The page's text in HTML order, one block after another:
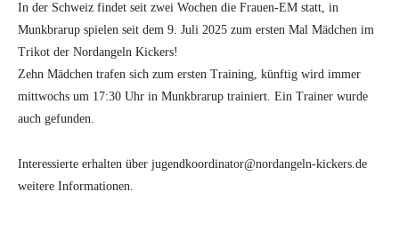
In der Schweiz findet seit zwei Wochen die Frauen-EM statt, in
Munkbrarup spielen seit dem 9. Juli 2025 zum ersten Mal Mädchen im
Trikot der Nordangeln Kickers!
Zehn Mädchen trafen sich zum ersten Training, künftig wird immer
mittwochs um 17:30 Uhr in Munkbrarup trainiert. Ein Trainer wurde
auch gefunden.
Interessierte erhalten über jugendkoordinator@nordangeln-kickers.de
weitere Informationen.